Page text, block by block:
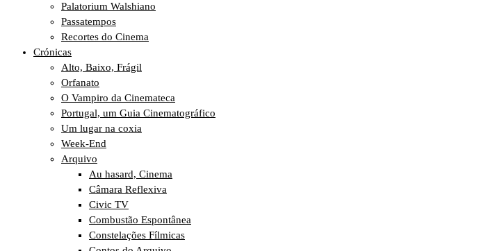
Palatorium Walshiano
Passatempos
Recortes do Cinema
Crónicas
Alto, Baixo, Frágil
Orfanato
O Vampiro da Cinemateca
Portugal, um Guia Cinematográfico
Um lugar na coxia
Week-End
Arquivo
Au hasard, Cinema
Câmara Reflexiva
Civic TV
Combustão Espontânea
Constelações Fílmicas